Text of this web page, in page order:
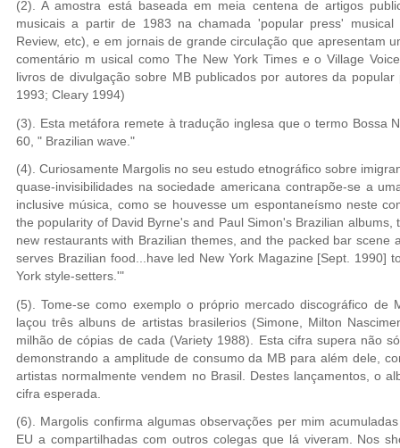
(2). A amostra está baseada em meia centena de artigos
musicais a partir de 1983 na chamada 'popular press'
Review, etc), e em jornais de grande circulação que apresentam
comentário m usical como The New York Times e o Village
livros de divulgação sobre MB publicados por autores da
1993; Cleary 1994)
(3). Esta metáfora remete à tradução inglesa que o termo Bossa
60, " Brazilian wave."
(4). Curiosamente Margolis no seu estudo etnográfico sobre
quase-invisibilidades na sociedade americana contrapõe-se a
inclusive música, como se houvesse um espontaneísmo neste
the popularity of David Byrne's and Paul Simon's Brazilian
new restaurants with Brazilian themes, and the packed bar scene
serves Brazilian food...have led New York Magazine [Sept. 1990]
York style-setters.'"
(5). Tome-se como exemplo o próprio mercado discográfico de
laçou três albuns de artistas brasilerios (Simone, Milton
milhão de cópias de cada (Variety 1988). Esta cifra supera não
demonstrando a amplitude de consumo da MB para além dele,
artistas normalmente vendem no Brasil. Destes lançamentos, o
cifra esperada.
(6). Margolis confirma algumas observações per mim
EU a compartilhadas com outros colegas que lá viveram. Nos